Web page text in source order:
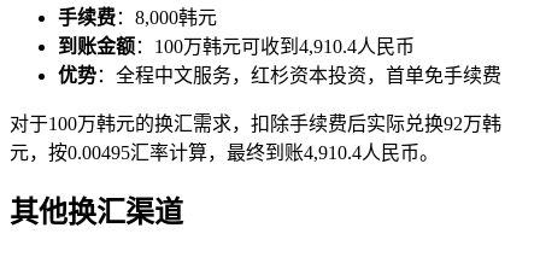
手续费：8,000韩元
到账金额：100万韩元可收到4,910.4人民币
优势：全程中文服务，红杉资本投资，首单免手续费
对于100万韩元的换汇需求，扣除手续费后实际兑换92万韩
元，按0.00495汇率计算，最终到账4,910.4人民币。
其他换汇渠道